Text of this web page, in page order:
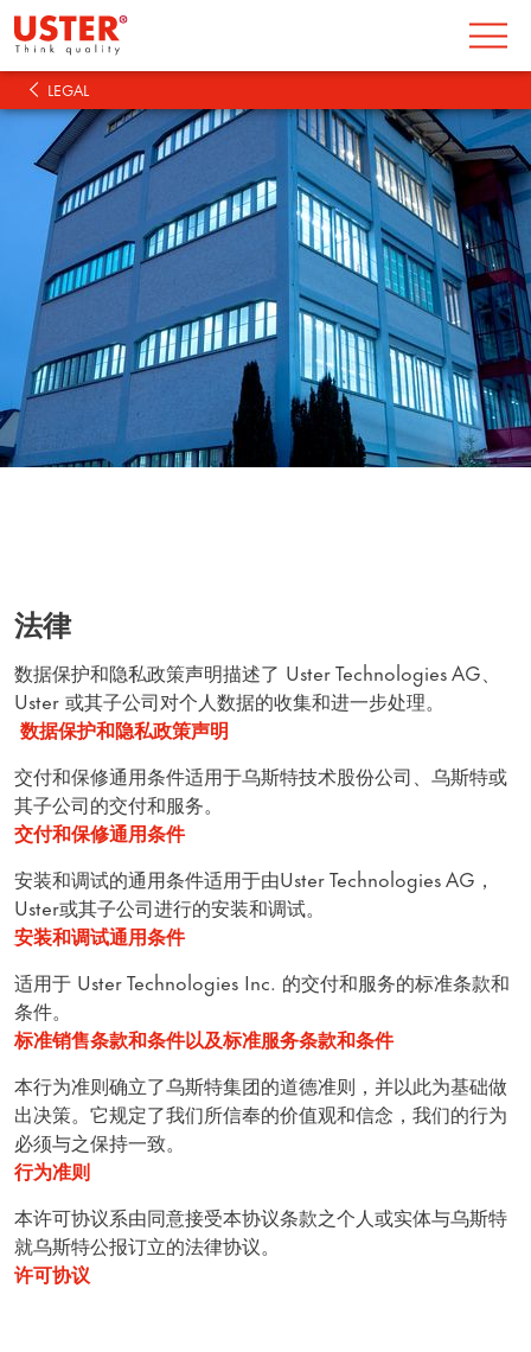
LEGAL
法律
数据保护和隐私政策声明描述了 Uster Technologies AG、
Uster 或其子公司对个人数据的收集和进一步处理。
数据保护和隐私政策声明
交付和保修通用条件适用于乌斯特技术股份公司、乌斯特或
其子公司的交付和服务。
交付和保修通用条件
安装和调试的通用条件适用于由Uster Technologies AG，
Uster或其子公司进行的安装和调试。
安装和调试通用条件
适用于 Uster Technologies Inc. 的交付和服务的标准条款和
条件。
标准销售条款和条件以及标准服务条款和条件
本行为准则确立了乌斯特集团的道德准则，并以此为基础做
出决策。它规定了我们所信奉的价值观和信念，我们的行为
必须与之保持一致。
行为准则
本许可协议系由同意接受本协议条款之个人或实体与乌斯特
就乌斯特公报订立的法律协议。
许可协议